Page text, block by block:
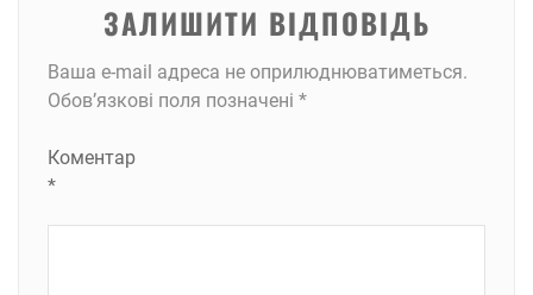
ЗАЛИШИТИ ВІДПОВІДЬ
Ваша e-mail адреса не оприлюднюватиметься.
Обов’язкові поля позначені *
Коментар
*